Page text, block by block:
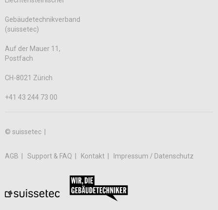
Gebäudetechnikverband
(suissetec)
Auf der Mauer 11,
Postfach
CH-8021 Zürich
+41 43 244 73 00
© suissetec |
AGB Support & FAQ Kontakt Impressum / Datenschutz